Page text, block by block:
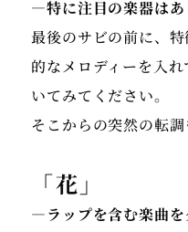
―特に注目の楽器はあ
最後のサビの前に、
的なメロディーを入
いてみてください。
そこからの突然の転調
「花」
―ラップを含む楽曲を